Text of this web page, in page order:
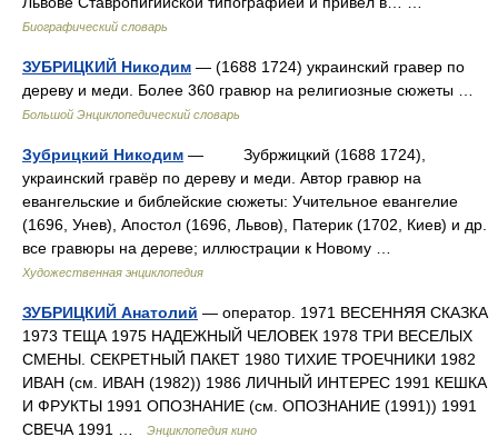
Биографический словарь
ЗУБРИЦКИЙ Никодим — (1688 1724) украинский гравер по
дереву и меди. Более 360 гравюр на религиозные сюжеты …
Большой Энциклопедический словарь
Зубрицкий Никодим — Зубржицкий (1688 1724),
украинский гравёр по дереву и меди. Автор гравюр на
евангельские и библейские сюжеты: Учительное евангелие
(1696, Унев), Апостол (1696, Львов), Патерик (1702, Киев) и др.
все гравюры на дереве; иллюстрации к Новому …
Художественная энциклопедия
ЗУБРИЦКИЙ Анатолий — оператор. 1971 ВЕСЕННЯЯ СКАЗКА
1973 ТЕЩА 1975 НАДЕЖНЫЙ ЧЕЛОВЕК 1978 ТРИ ВЕСЕЛЫХ
СМЕНЫ. СЕКРЕТНЫЙ ПАКЕТ 1980 ТИХИЕ ТРОЕЧНИКИ 1982
ИВАН (см. ИВАН (1982)) 1986 ЛИЧНЫЙ ИНТЕРЕС 1991 КЕШКА
И ФРУКТЫ 1991 ОПОЗНАНИЕ (см. ОПОЗНАНИЕ (1991)) 1991
СВЕЧА 1991 …
Энциклопедия кино